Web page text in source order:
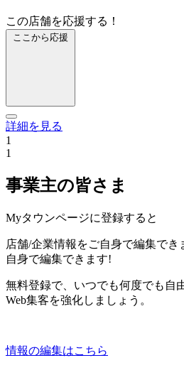
この店舗を応援する！
ここから応援
詳細を見る
1
1
事業主の皆さま
Myタウンページに登録すると
店舗/企業情報をご自身で編集でき
自身で編集できます!
無料登録で、いつでも何度でも自
Web集客を強化しましょう。
情報の編集はこちら